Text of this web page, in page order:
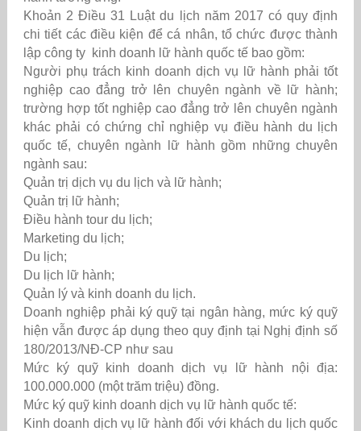
Khoản 2 Điều 31 Luật du lịch năm 2017 có quy định
chi tiết các điều kiện để cá nhân, tổ chức được thành
lập công ty kinh doanh lữ hành quốc tế bao gồm:
Người phụ trách kinh doanh dịch vụ lữ hành phải tốt
nghiệp cao đẳng trở lên chuyên ngành về lữ hành;
trường hợp tốt nghiệp cao đẳng trở lên chuyên ngành
khác phải có chứng chỉ nghiệp vụ điều hành du lịch
quốc tế, chuyên ngành lữ hành gồm những chuyên
ngành sau:
Quản trị dịch vụ du lịch và lữ hành;
Quản trị lữ hành;
Điều hành tour du lịch;
Marketing du lịch;
Du lịch;
Du lịch lữ hành;
Quản lý và kinh doanh du lịch.
Doanh nghiệp phải ký quỹ tại ngân hàng, mức ký quỹ
hiện vẫn được áp dụng theo quy định tại Nghị định số
180/2013/NĐ-CP như sau
Mức ký quỹ kinh doanh dịch vụ lữ hành nội địa:
100.000.000 (một trăm triệu) đồng.
Mức ký quỹ kinh doanh dịch vụ lữ hành quốc tế:
Kinh doanh dịch vụ lữ hành đối với khách du lịch quốc